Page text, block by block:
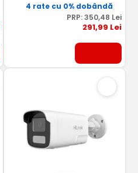
4 rate cu 0% dobândă
PRP:350,48 Lei
291,99 Lei